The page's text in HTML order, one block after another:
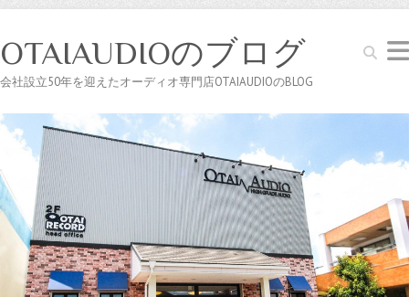
Search
OTAIAUDIOのブログ
会社設立50年を迎えたオーディオ専門店OTAIAUDIOのBLOG